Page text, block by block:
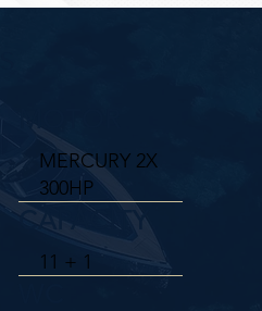
MERCURY 2X
300HP
11 + 1